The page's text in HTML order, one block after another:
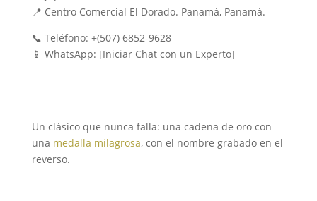
📍 Centro Comercial El Dorado. Panamá, Panamá.
📞 Teléfono: +(507) 6852-9628
📱 WhatsApp: [Iniciar Chat con un Experto]
Un clásico que nunca falla: una cadena de oro con
una medalla milagrosa, con el nombre grabado en el
reverso.